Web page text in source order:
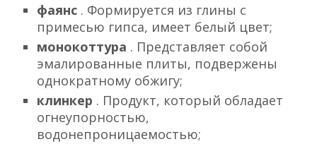
фаянс . Формируется из глины с
примесью гипса, имеет белый цвет;
монокоттура . Представляет собой
эмалированные плиты, подвержены
однократному обжигу;
клинкер . Продукт, который обладает
огнеупорностью,
водонепроницаемостью;